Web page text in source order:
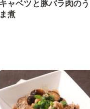
キャベツと豚バラ肉のう
ま煮